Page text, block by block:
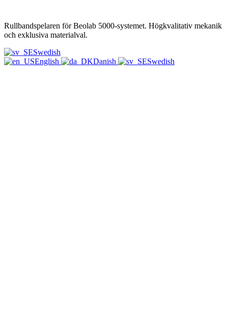
Rullbandspelaren för Beolab 5000-systemet. Högkvalitativ mekanik
och exklusiva materialval.
Swedish
English
Danish Swedish